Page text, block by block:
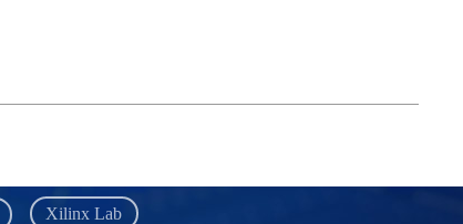
Xilinx Lab